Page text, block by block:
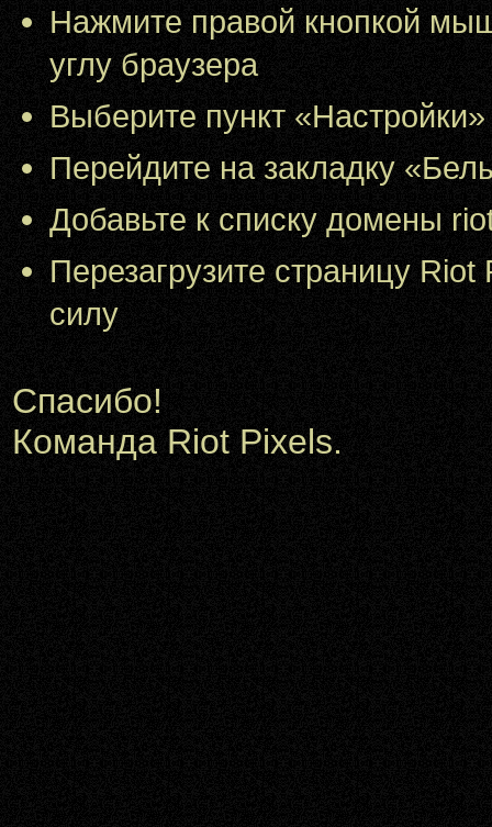
Нажмите правой кнопкой
углу браузера
Выберите пункт «Настройки»
Перейдите на закладку
Добавьте к списку домены
Перезагрузите страницу
силу
Спасибо!
Команда Riot Pixels.